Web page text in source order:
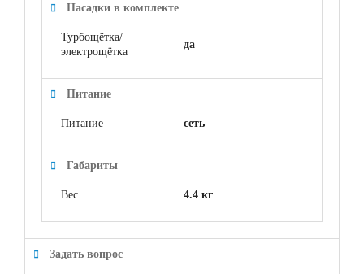
Насадки в комплекте
Турбощётка/
электрощётка
да
Питание
Питание сеть
Габариты
Вес 4.4 кг
Задать вопрос